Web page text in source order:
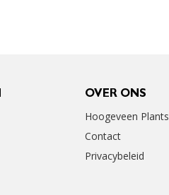
OVER ONS
Hoogeveen Plants
Contact
Privacybeleid